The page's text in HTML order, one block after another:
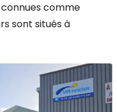
comme
sont situés à